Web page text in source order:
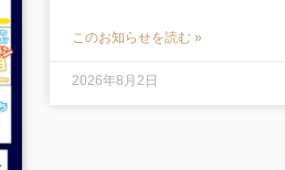
このお知らせを読む »
2026年8月2日